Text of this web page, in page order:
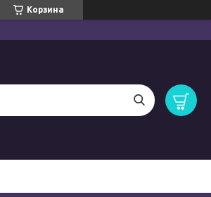
Корзина